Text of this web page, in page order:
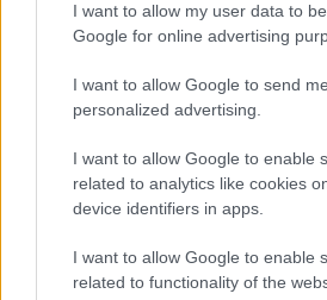
I want to allow my user data to
Google for online advertising
I want to allow Google to send me
personalized advertising.
I want to allow Google to enable
related to analytics like cookies
device identifiers in apps.
I want to allow Google to enable
related to functionality of the
Látlelet a hazai
Egyetlen, fél
Épített öröksége
Mohács a csata
évfordulójára
A tengerfenék